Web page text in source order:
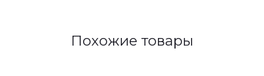
Похожие товары